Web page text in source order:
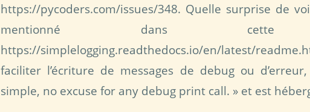
https://pycoders.com/issues/348. Quelle surprise de
mentionné dans
https://simplelogging.readthedocs.io/en/latest/
faciliter l’écriture de messages de debug ou
simple, no excuse for any debug print call. » et est